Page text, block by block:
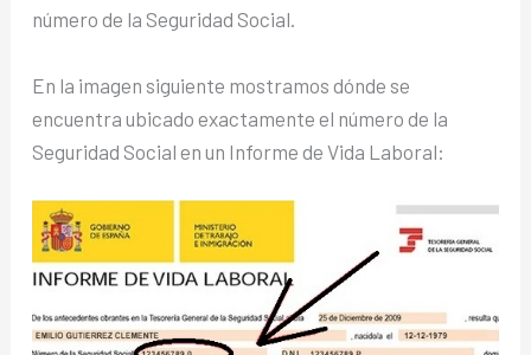
número de la Seguridad Social.
En la imagen siguiente mostramos dónde se
encuentra ubicado exactamente el número de la
Seguridad Social en un Informe de Vida Laboral: